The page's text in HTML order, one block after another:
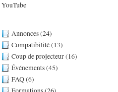
YouTube
Annonces (24)
Compatibilité (13)
Coup de projecteur (16)
Événements (45)
FAQ (6)